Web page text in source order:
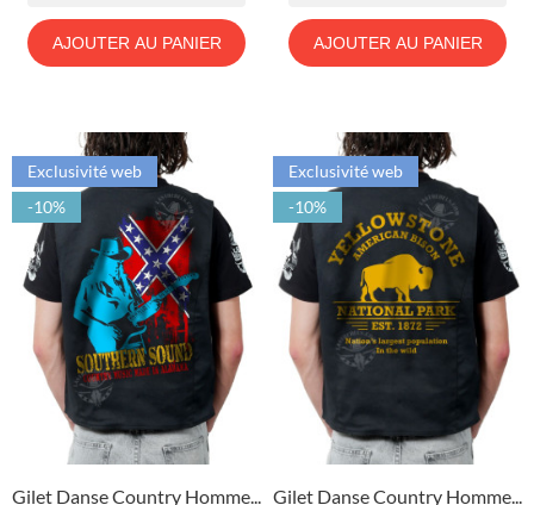
AJOUTER AU PANIER AJOUTER AU PANIER
Gilet Danse Country Homme...
Exclusivité web
-10%
Gilet Danse Country Homme...
Exclusivité web
-10%